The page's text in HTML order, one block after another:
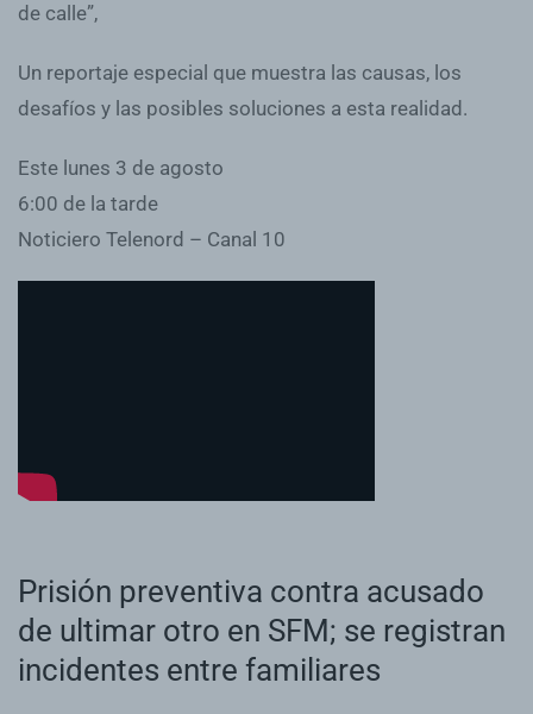
de calle”,
Un reportaje especial que muestra las causas, los
desafíos y las posibles soluciones a esta realidad.
Este lunes 3 de agosto
6:00 de la tarde
Noticiero Telenord – Canal 10
Prisión preventiva contra acusado
de ultimar otro en SFM; se registran
incidentes entre familiares